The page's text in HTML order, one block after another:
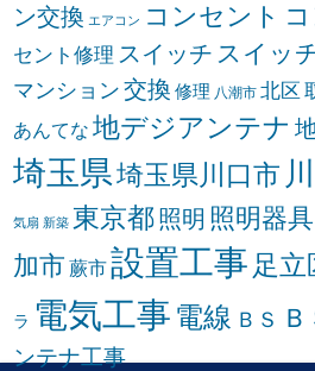
ン交換 エアコン コンセント
セント修理 スイッチ スイッ
マンション 交換 修理 八潮市 北区
あんてな 地デジアンテナ
埼玉県埼玉県川口市
気扇 新築 東京都照明 照明器具
加市 蕨市設置工事 足立
ラ 電気工事 電線 ＢＳ
ンテナ工事